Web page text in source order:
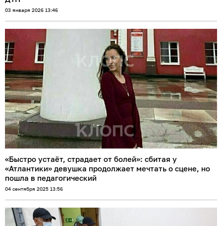
03 января 2026 13:46
«Быстро устаёт, страдает от болей»: сбитая у
«Атлантики» девушка продолжает мечтать о сцене, но
пошла в педагогический
04 сентября 2025 13:56